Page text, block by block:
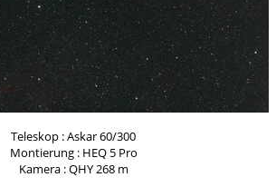
Teleskop : Askar 60/300
Montierung : HEQ 5 Pro
Kamera : QHY 268 m